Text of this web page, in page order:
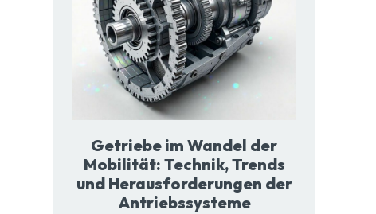
Getriebe im Wandel der
Mobilität: Technik, Trends
und Herausforderungen der
Antriebssysteme